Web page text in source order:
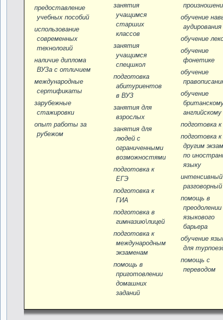
предоставление
учебных пособий
использование
современных
технологий
наличие диплома
ВУЗа с отличием
международные
сертификаты
зарубежные
стажировки
опыт работы за
рубежом
занятия
учащимся
старших
классов
занятия
учащимся
спецшкол
подготовка
абитуриентов
в ВУЗ
занятия для
взрослых
занятия для
людей с
ограниченными
возможностями
подготовка к
ЕГЭ
подготовка к
ГИА
подготовка в
гимназию\лицей
подготовка к
международным
экзаменам
помощь в
приготовлении
домашних
заданий
обучение
аудирования
обучение
обучение
фонетике
обучение
обучение
английскому
подготовка
подготовка к
другим
по
языку
интенсивный
помощь в
преодолении
языкового
барьера
обучение
для
помощь с
переводом